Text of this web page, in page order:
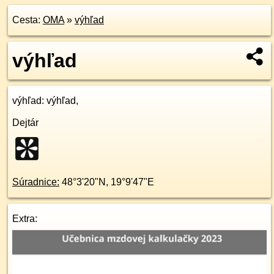
Cesta: OMA» výhľad
výhľad
výhľad: výhľad,
Dejtár
Súradnice: 48°3'20"N , 19°9'47"E
Extra: